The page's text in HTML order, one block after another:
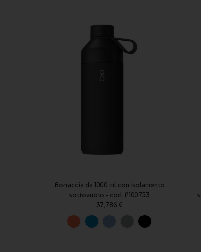
Borraccia da 1000 ml con isolamento
sottovuoto - cod. P100753
37,786 €